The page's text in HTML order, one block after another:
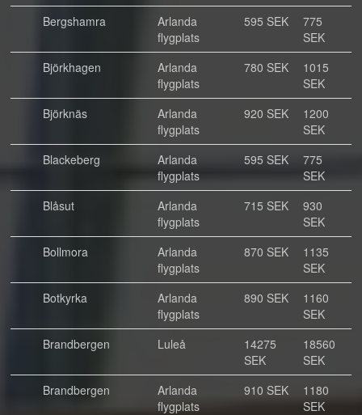
Bergshamra
Arlanda
flygplats
595 SEK
775
SEK
Björkhagen
Arlanda
flygplats
780 SEK
1015
SEK
Björknäs
Arlanda
flygplats
920 SEK
1200
SEK
Blackeberg
Arlanda
flygplats
595 SEK
775
SEK
Blåsut
Arlanda
flygplats
715 SEK
930
SEK
Bollmora
Arlanda
flygplats
870 SEK
1135
SEK
Botkyrka
Arlanda
flygplats
890 SEK
1160
SEK
Brandbergen
Luleå
14275
SEK
18560
SEK
Brandbergen
Arlanda
flygplats
910 SEK
1180
SEK